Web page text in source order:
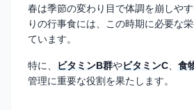
春は季節の変わり目で体調を崩しや
りの行事食には、この時期に必要な
ています。
特に、 ビタミンB群やビタミンC 食
管理に重要な役割を果たします。